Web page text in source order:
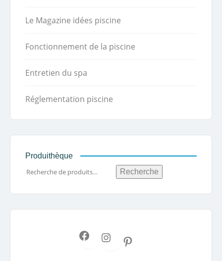
Le Magazine idées piscine
Fonctionnement de la piscine
Entretien du spa
Réglementation piscine
Produithèque
Recherche